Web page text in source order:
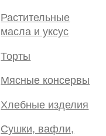
Растительные
масла и уксус
Торты
Мясные консервы
Хлебные изделия
Сушки, вафли,